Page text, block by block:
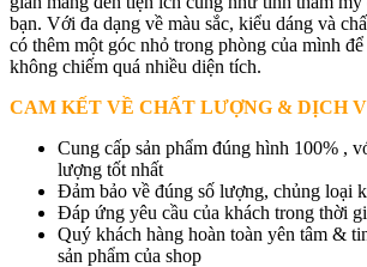
bạn. Với đa dạng về màu sắc, kiểu dáng và
có thêm một góc nhỏ trong phòng của mình
không chiếm quá nhiều diện tích.
CAM KẾT VỀ CHẤT LƯỢNG & DỊCH
Cung cấp sản phẩm đúng hình 100% ,
lượng tốt nhất
Đảm bảo về đúng số lượng, chủng loại
Đáp ứng yêu cầu của khách trong thời
Quý khách hàng hoàn toàn yên tâm &
sản phẩm của shop